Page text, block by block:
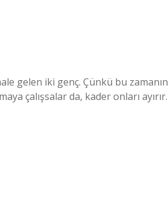
gelen iki genç. Çünkü bu zamanın
çalışsalar da, kader onları ayırır.